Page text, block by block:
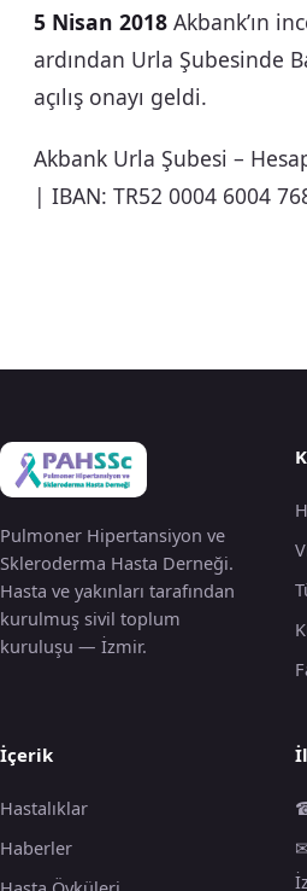
5 Nisan 2018 Akbank’ın
ardından Urla Şubesinde
açılış onayı geldi.
Akbank Urla Şubesi –
| IBAN: TR52 0004 6004
Pulmoner Hipertansiyon ve
Skleroderma Hasta Derneği.
Hasta ve yakınları tarafından
kurulmuş sivil toplum
kuruluşu — İzmir.
İçerik
Hastalıklar
Haberler